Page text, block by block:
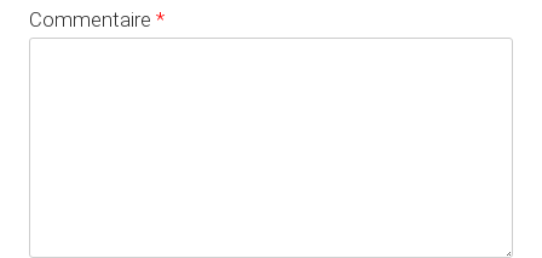
Commentaire *